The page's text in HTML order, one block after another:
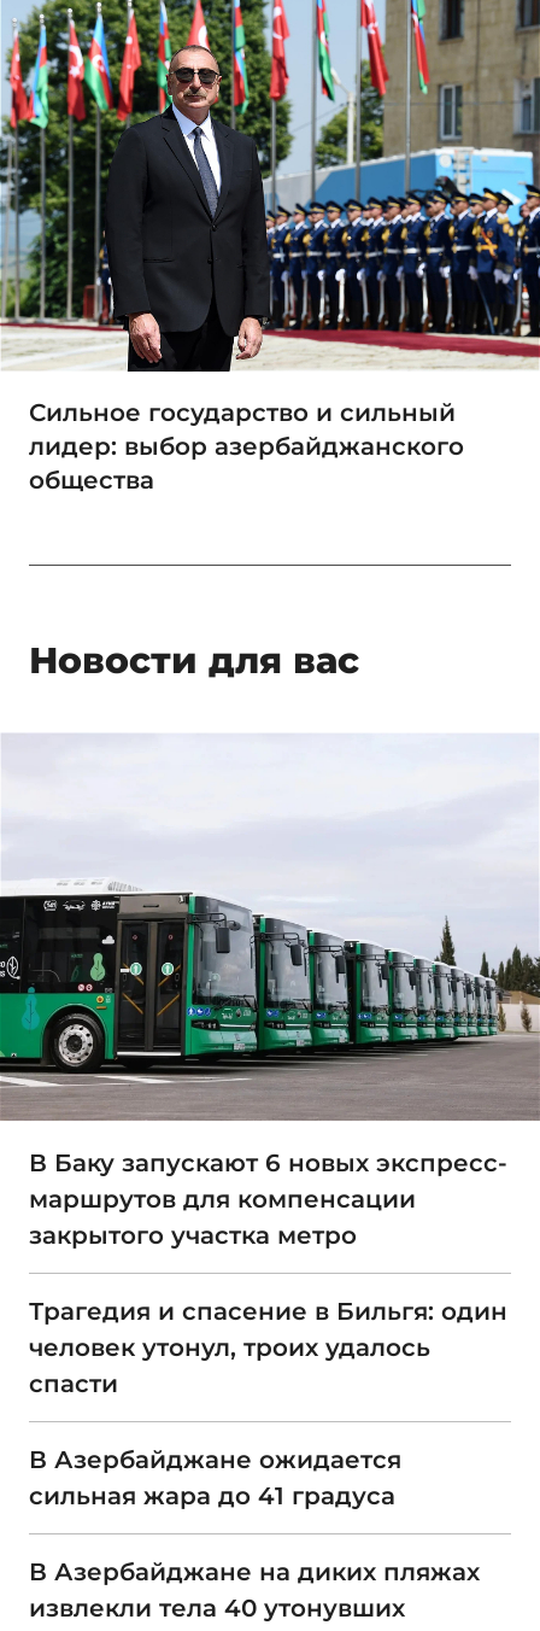
Сильное государство и сильный
лидер: выбор азербайджанского
общества
Новости для вас
В Баку запускают 6 новых экспресс-
маршрутов для компенсации
закрытого участка метро
Трагедия и спасение в Бильгя: один
человек утонул, троих удалось
спасти
В Азербайджане ожидается
сильная жара до 41 градуса
В Азербайджане на диких пляжах
извлекли тела 40 утонувших